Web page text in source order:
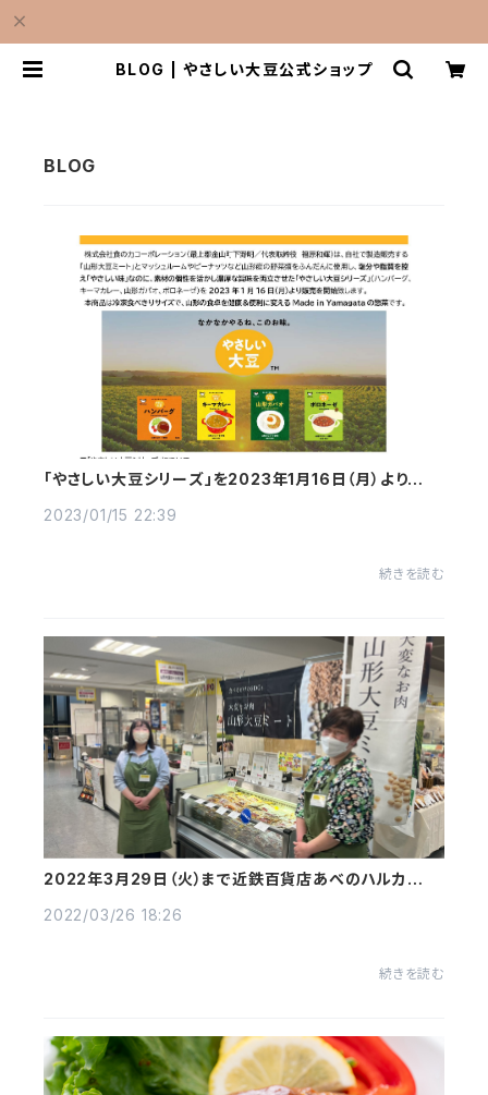
BLOG | やさしい大豆公式ショップ
「やさしい大豆シリーズ」を2023年1月16日（月）より販売
2023/01/15 22:39
続きを読む
2022年3月29日（火）まで近鉄百貨店あべのハルカスウ
2022/03/26 18:26
続きを読む